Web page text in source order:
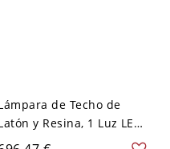
de Techo de
y Resina, 1 Luz LED
Simple Cableado para Uso